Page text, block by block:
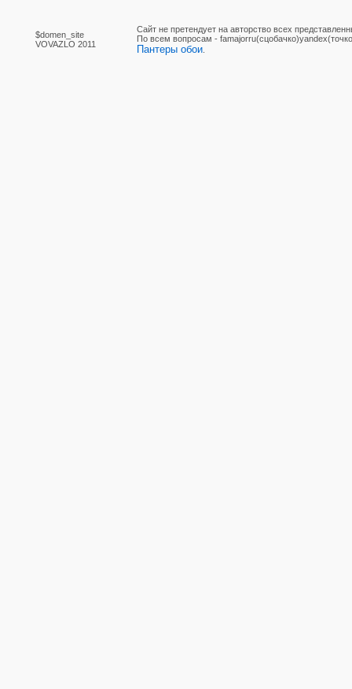
$domen_site
VOVAZLO 2011
Сайт не претендует на авторство всех
По вcем вопросам -
Пантеры обои